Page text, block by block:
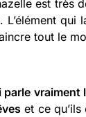
est très
L’élément
tout le
parle vraiment
et ce qu’ils